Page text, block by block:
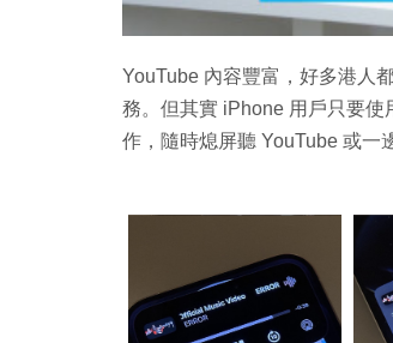
YouTube 內容豐富，好多港人
務。但其實 iPhone 用戶只要
作，隨時熄屏聽 YouTube 或一